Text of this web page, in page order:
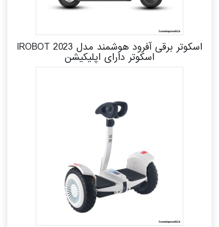
اسکوتر برقی آفرود هوشمند مدل IROBOT 2023
اسکوتر دارای اپلیکیشن